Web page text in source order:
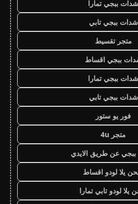
شدات ببجي تمارا
شدات ببجي تابي
متجر تقسيط
ببجي اقساط
شدات ببجي تمارا
شدات ببجي تابي
فور يو ستور
متجر 4u
عن طريق الايدي
يلا لودو اقساط
يلا لودو تابي تمارا